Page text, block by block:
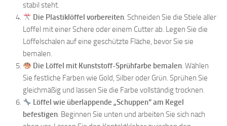
stabil steht.
Die Plastiklöffel vorbereiten. Schneiden Sie die Stiele aller
Löffel mit einer Schere oder einem Cutter ab. Legen Sie die
Löffelschalen auf eine geschützte Fläche, bevor Sie sie
bemalen.
Die Löffel mit Kunststoff-Sprühfarbe bemalen. Wählen
Sie festliche Farben wie Gold, Silber oder Grün. Sprühen Sie
gleichmäßig und lassen Sie die Farbe vollständig trocknen.
Löffel wie überlappende „Schuppen“ am Kegel
befestigen. Beginnen Sie unten und arbeiten Sie sich nach